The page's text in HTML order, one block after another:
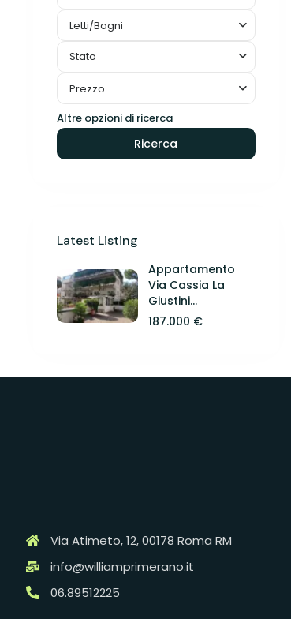
Letti/Bagni
Stato
Prezzo
Altre opzioni di ricerca
Ricerca
Latest Listing
Appartamento
Via Cassia La
Giustini...
187.000 €
Via Atimeto, 12, 00178 Roma RM
info@williamprimerano.it
06.89512225